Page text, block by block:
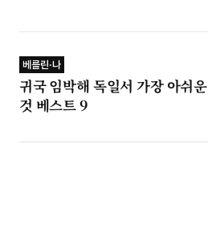
베를린·나
귀국 임박해 독일서 가장 아쉬운
것 베스트 9